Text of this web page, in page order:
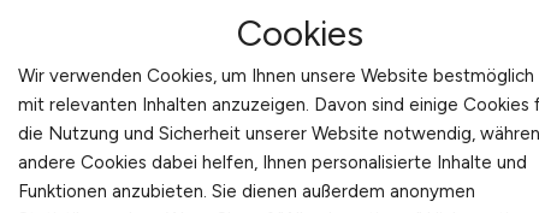
1
Cookies
Wir verwenden Cookies, um Ihnen unsere Website bestmöglich
mit relevanten Inhalten anzuzeigen. Davon sind einige Cookies
die Nutzung und Sicherheit unserer Website notwendig,
andere Cookies dabei helfen, Ihnen personalisierte Inhalte und
Funktionen anzubieten. Sie dienen außerdem anonymen